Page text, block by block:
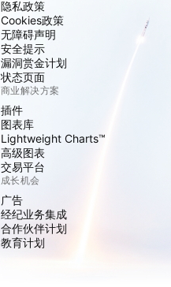
隐私政策
Cookies政策
无障碍声明
安全提示
漏洞赏金计划
状态页面
商业解决方案
插件
图表库
Lightweight Charts™
高级图表
交易平台
成长机会
广告
经纪业务集成
合作伙伴计划
教育计划